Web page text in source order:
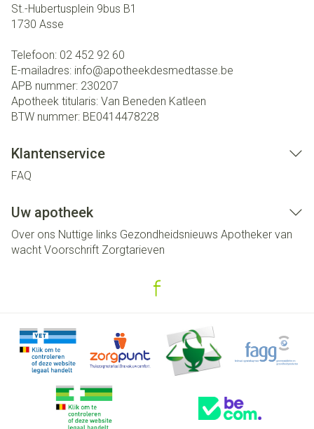
St.-Hubertusplein 9bus B1
1730 Asse
Telefoon: 02 452 92 60
E-mailadres: info@apotheekdesmedtasse.be
APB nummer: 230207
Apotheek titularis: Van Beneden Katleen
BTW nummer: BE0414478228
Klantenservice
FAQ
Uw apotheek
Over ons Nuttige links Gezondheidsnieuws Apotheker van
wacht Voorschrift Zorgtarieven